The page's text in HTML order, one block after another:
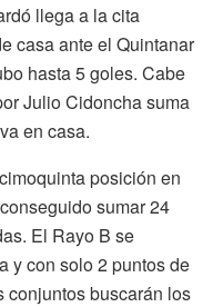
llega a la cita
casa ante el Quintanar
hasta 5 goles. Cabe
Julio Cidoncha suma
en casa.
posición en
sumar 24
El Rayo B se
y con solo 2 puntos de
conjuntos buscarán los